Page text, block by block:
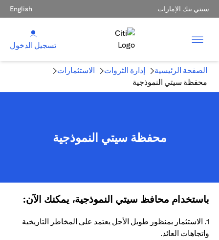
سيتي بنك الإمارات English
تسجيل الدخول
الصفحة الرئيسية إدارة الثروات
الاستثمارات
محفظة سيتي النموذجية
محفظة سيتي النموذجية
باستخدام محافظ سيتي النموذجية، يمكنك الآن:
1. الاستثمار بمنظور طويل الأجل يعتمد على المخاطر التاريخية
واتجاهات العائد.